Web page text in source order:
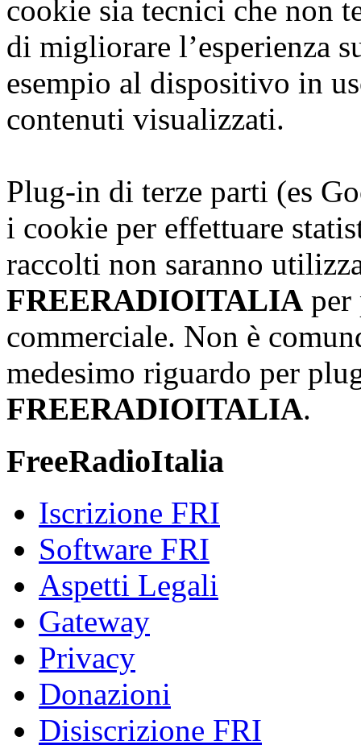
cookie sia tecnici che non
di migliorare l’esperienza
esempio al dispositivo in
contenuti visualizzati.
Plug-in di terze parti (es
i cookie per effettuare
raccolti non saranno
FREERADIOITALIA per
commerciale. Non è
medesimo riguardo per
FREERADIOITALIA.
FreeRadioItalia
Iscrizione FRI
Software FRI
Aspetti Legali
Gateway
Privacy
Donazioni
Disiscrizione FRI